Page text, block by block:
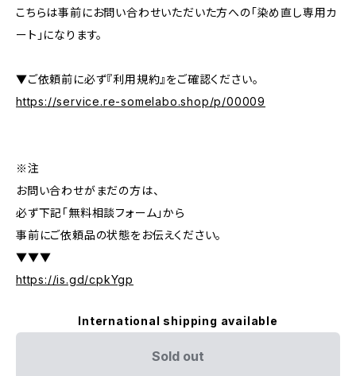
こちらは事前にお問い合わせいただいた方への「染め直し専用カ
ート」になります。
▼ご依頼前に必ず『利用規約』をご確認ください。
https://service.re-somelabo.shop/p/00009
※注
お問い合わせがまだの方は、
必ず下記「無料相談フォーム」から
事前にご依頼品の状態をお伝えください。
▼▼▼
https://is.gd/cpkYgp
International shipping available
Sold out